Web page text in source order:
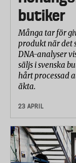
butiker
Många tar för
produkt när det
DNA-analyser
säljs i svenska
hårt processad
äkta.
23 APRIL